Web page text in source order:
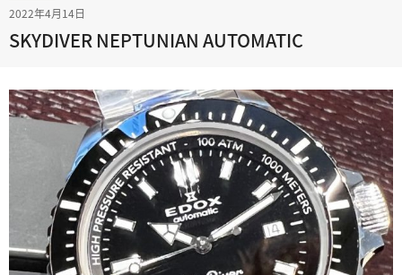
2022年4月14日
SKYDIVER NEPTUNIAN AUTOMATIC